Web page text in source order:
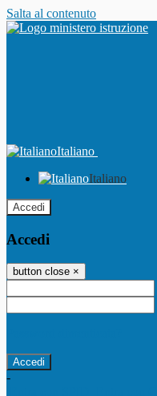
Salta al contenuto
Italiano
Italiano
Accedi
Accedi
button close ×
-